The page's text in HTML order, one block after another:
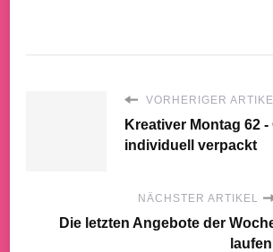
VORHERIGER
Kreativer Montag 62
individuell verpackt
NÄCHSTER ARTIKEL
Die letzten Angebote der